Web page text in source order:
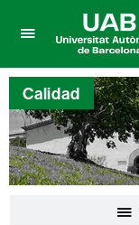
aquí
para
desplegar
el
menú
de
Escuela
Universitat
Autònoma
de
Barcelona
Calidad